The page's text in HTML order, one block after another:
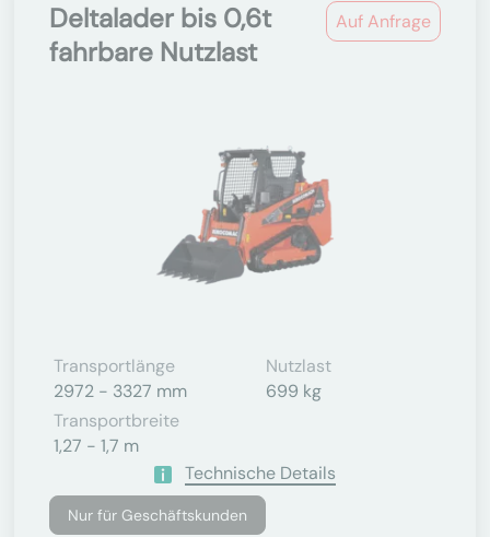
Auf Anfrage
Deltalader bis 0,6t
fahrbare Nutzlast
Transportlänge
2972 - 3327 mm
Nutzlast
699 kg
Transportbreite
1,27 - 1,7 m
Technische Details
Nur für Geschäftskunden